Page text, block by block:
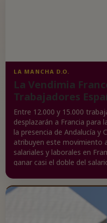
LA MANCHA D.O.
La Vendimia
Trabajadores
Entre 12.000 y 15.000
desplazarán a Francia para
la presencia de Andalucía y
atribuyen este movimiento
salariales y laborales en
ganar casi el doble del
profesionalidad de la mano
valorada positivamente